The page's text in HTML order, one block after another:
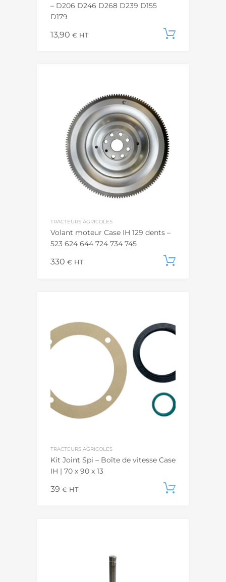
– D206 D246 D268 D239 D155
D179
13,90 € HT
TRACTEURS AGRICOLES
Volant moteur Case IH 129 dents –
523 624 644 724 734 745
330 € HT
TRACTEURS AGRICOLES
Kit Joint Spi – Boîte de vitesse Case
IH | 70 x 90 x 13
39 € HT